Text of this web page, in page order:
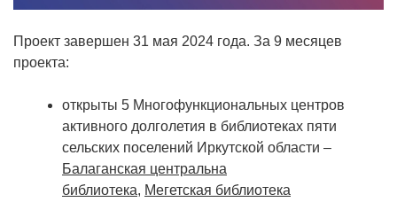
Проект завершен 31 мая 2024 года. За 9 месяцев
проекта:
открыты 5 Многофункциональных центров
активного долголетия в библиотеках пяти
сельских поселений Иркутской области –
Балаганская центральна
библиотека, Мегетская библиотека